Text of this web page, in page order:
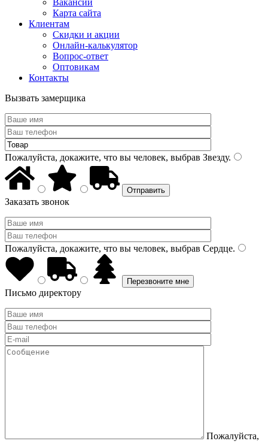
Вакансии
Карта сайта
Клиентам
Скидки и акции
Онлайн-калькулятор
Вопрос-ответ
Оптовикам
Контакты
Вызвать замерщика
Пожалуйста, докажите, что вы человек, выбрав Звезду.
Заказать звонок
Пожалуйста, докажите, что вы человек, выбрав Сердце.
Письмо директору
Пожалуйста,